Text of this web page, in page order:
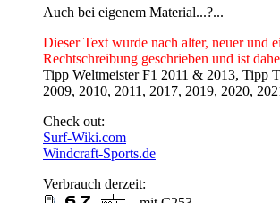
Auch bei eigenem Material...?...
Dieser Text wurde nach alter, neuer und
Rechtschreibung geschrieben und ist
Tipp Weltmeister F1 2011 & 2013, Tipp
2009, 2010, 2011, 2017, 2019, 2020,
Check out:
Surf-Wiki.com
Windcraft-Sports.de
Verbrauch derzeit: